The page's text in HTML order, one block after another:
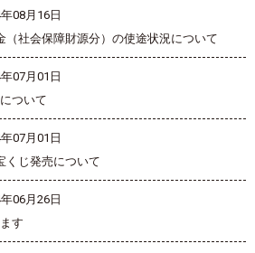
08月16日
（社会保障財源分）の使途状況について
07月01日
ついて
07月01日
くじ発売について
06月26日
す